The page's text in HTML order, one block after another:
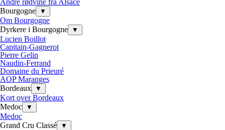
Andre rødvine fra Alsace
Bourgogne
▼
Om Bourgogne
Dyrkere i Bourgogne
▼
Lucien Boillot
Capitain-Gagnerot
Pierre Gelin
Naudin-Ferrand
Domaine du Prieuré
AOP Maranges
Bordeaux
▼
Kort over Bordeaux
Medoc
▼
Medoc
Grand Cru Classé
▼